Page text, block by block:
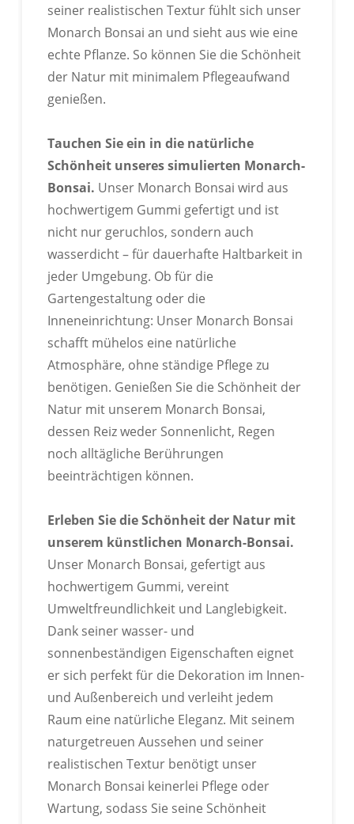
seiner realistischen Textur fühlt sich unser
Monarch Bonsai an und sieht aus wie eine
echte Pflanze. So können Sie die Schönheit
der Natur mit minimalem Pflegeaufwand
genießen.
Tauchen Sie ein in die natürliche
Schönheit unseres simulierten Monarch-
Bonsai. Unser Monarch Bonsai wird aus
hochwertigem Gummi gefertigt und ist
nicht nur geruchlos, sondern auch
wasserdicht – für dauerhafte Haltbarkeit in
jeder Umgebung. Ob für die
Gartengestaltung oder die
Inneneinrichtung: Unser Monarch Bonsai
schafft mühelos eine natürliche
Atmosphäre, ohne ständige Pflege zu
benötigen. Genießen Sie die Schönheit der
Natur mit unserem Monarch Bonsai,
dessen Reiz weder Sonnenlicht, Regen
noch alltägliche Berührungen
beeinträchtigen können.
Erleben Sie die Schönheit der Natur mit
unserem künstlichen Monarch-Bonsai.
Unser Monarch Bonsai, gefertigt aus
hochwertigem Gummi, vereint
Umweltfreundlichkeit und Langlebigkeit.
Dank seiner wasser- und
sonnenbeständigen Eigenschaften eignet
er sich perfekt für die Dekoration im Innen-
und Außenbereich und verleiht jedem
Raum eine natürliche Eleganz. Mit seinem
naturgetreuen Aussehen und seiner
realistischen Textur benötigt unser
Monarch Bonsai keinerlei Pflege oder
Wartung, sodass Sie seine Schönheit